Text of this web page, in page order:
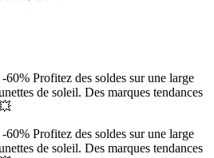
Profitez des soldes sur une large
de soleil. Des marques tendances
Profitez des soldes sur une large
de soleil. Des marques tendances